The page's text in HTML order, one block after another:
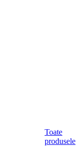
Toate
produsele